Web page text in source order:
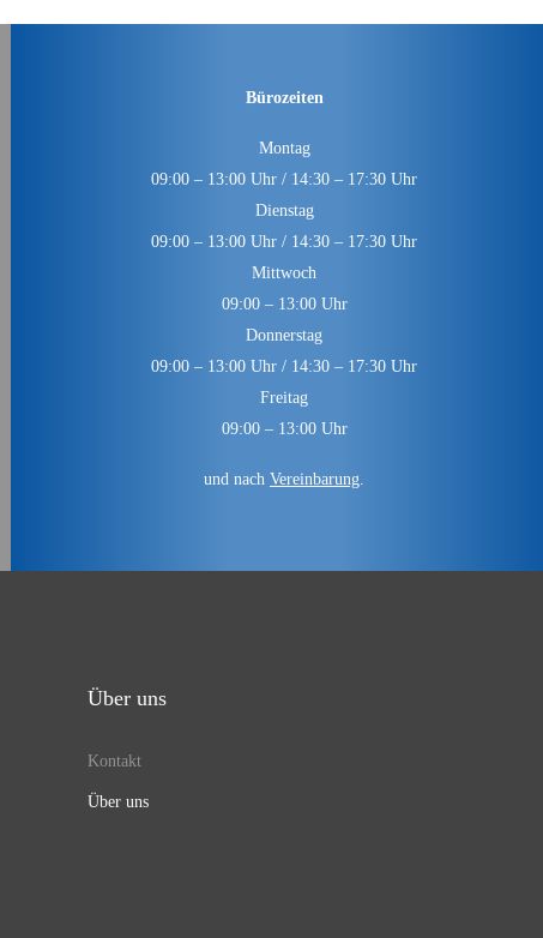
Bürozeiten
Montag
09:00 – 13:00 Uhr / 14:30 – 17:30 Uhr
Dienstag
09:00 – 13:00 Uhr / 14:30 – 17:30 Uhr
Mittwoch
09:00 – 13:00 Uhr
Donnerstag
09:00 – 13:00 Uhr / 14:30 – 17:30 Uhr
Freitag
09:00 – 13:00 Uhr
und nach Vereinbarung
Über uns
Kontakt
Über uns